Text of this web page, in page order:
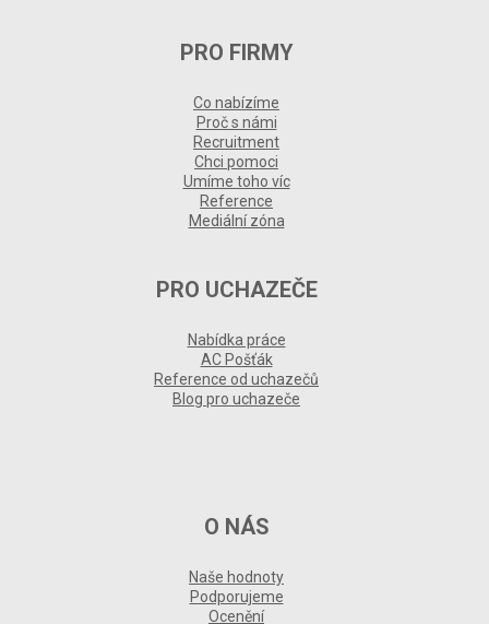
PRO FIRMY
Co nabízíme
Proč s námi
Recruitment
Chci pomoci
Umíme toho víc
Reference
Mediální zóna
PRO UCHAZEČE
Nabídka práce
AC Pošťák
Reference od uchazečů
Blog pro uchazeče
O NÁS
Naše hodnoty
Podporujeme
Ocenění